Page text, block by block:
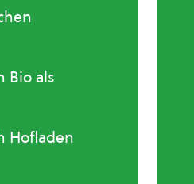
Bio als
Hofladen